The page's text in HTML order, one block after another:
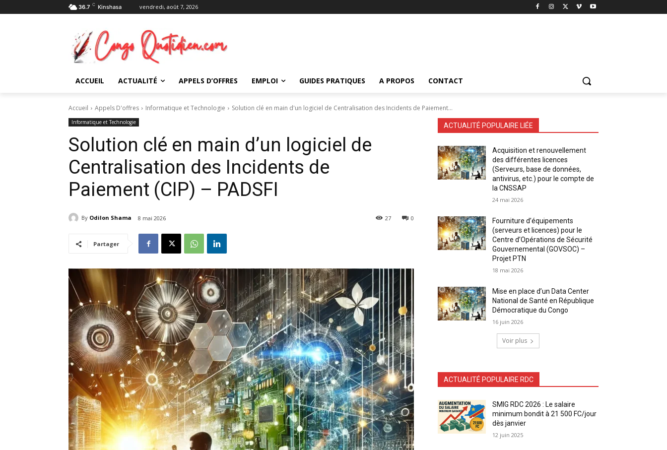
36.7 C Kinshasa vendredi, août 7, 2026
ACCUEIL ACTUALITÉ APPELS D’OFFRES EMPLOI GUIDES PRATIQUES A PROPOS CONTACT
Accueil Appels D'offres Informatique et Technologie Solution clé en main d'un logiciel de Centralisation des Incidents de Paiement...
Informatique et Technologie
Solution clé en main d’un logiciel de
Centralisation des Incidents de
Paiement (CIP) – PADSFI
By Odilon Shama 8 mai 2026 0
27
Partager
ACTUALITÉ POPULAIRE LIÉE
Acquisition et renouvellement
des différentes licences
(Serveurs, base de données,
antivirus, etc.) pour le compte de
la CNSSAP
24 mai 2026
Fourniture d’équipements
(serveurs et licences) pour le
Centre d’Opérations de Sécurité
Gouvernemental (GOVSOC) –
Projet PTN
18 mai 2026
Mise en place d’un Data Center
National de Santé en République
Démocratique du Congo
16 juin 2026
Voir plus
ACTUALITÉ POPULAIRE RDC
SMIG RDC 2026 : Le salaire
minimum bondit à 21 500 FC/jour
dès janvier
12 juin 2025